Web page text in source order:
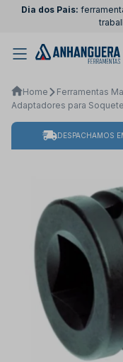
Dia dos Pais:
Home Ferramentas
Adaptadores para
DESPACHAMOS